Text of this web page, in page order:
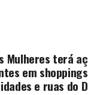
Mulheres terá
em
e ruas do